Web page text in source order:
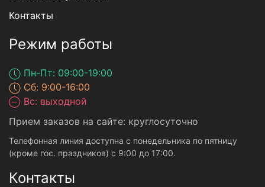
Контакты
Режим работы
Пн-Пт: 09:00-19:00
Сб: 9:00-16:00
Вс: выходной
Прием заказов на сайте: круглосуточно
Телефонная линия доступна с понедельника по пятницу
(кроме гос. праздников) с 9:00 до 17:00.
Контакты